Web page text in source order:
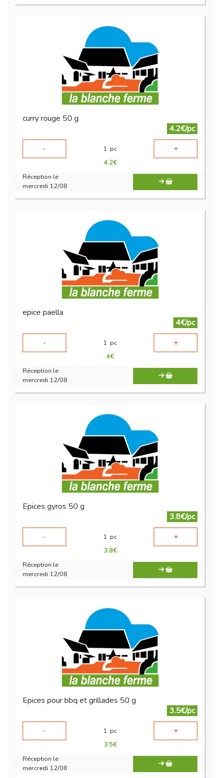
curry rouge 50 g
4.2€/pc
-
1 pc +
4.2€
Réception le
mercredi 12/08
epice paella
4€/pc
-
1 pc +
4€
Réception le
mercredi 12/08
Epices gyros 50 g
3.8€/pc
-
1 pc +
3.8€
Réception le
mercredi 12/08
Epices pour bbq et grillades 50 g
3.5€/pc
-
1 pc +
3.5€
Réception le
mercredi 12/08